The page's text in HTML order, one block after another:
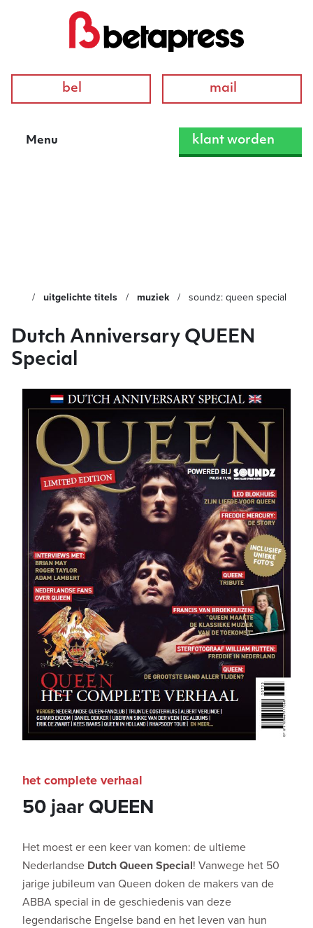
bel mail
Menu klant worden
uitgelichte titels muziek soundz: queen special
Dutch Anniversary QUEEN
Special
50 jaar QUEEN
het complete verhaal
Het moest er een keer van komen: de ultieme
Nederlandse Dutch Queen Special! Vanwege het 50
jarige jubileum van Queen doken de makers van de
ABBA special in de geschiedenis van deze
legendarische Engelse band en het leven van hun